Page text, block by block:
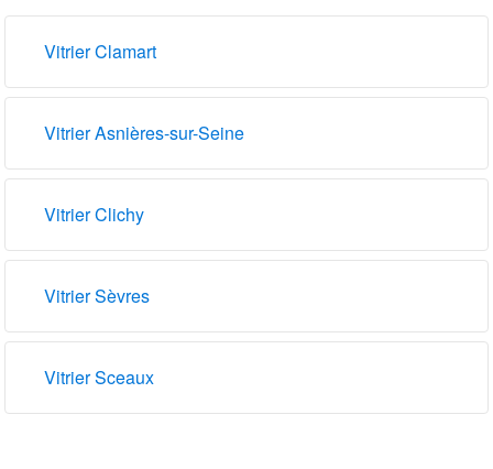
Vitrier Clamart
Vitrier Asnières-sur-Seine
Vitrier Clichy
Vitrier Sèvres
Vitrier Sceaux